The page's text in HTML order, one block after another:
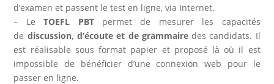
d’examen et passent le test en ligne, via Internet.
– LeTOEFL PBT
permet de mesurer les capacités
de discussion, d’écoute et de grammairedes candidats. Il
est réalisable sous format papier et proposé là où il est
impossible de bénéficier d’une connexion web pour le
passer en ligne.